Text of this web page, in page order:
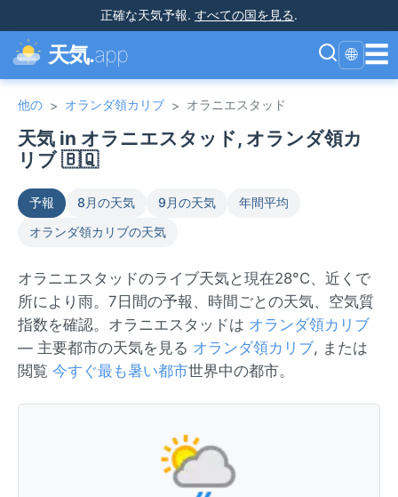
正確な天気予報. すべての国を見る.
天気.app 🌐 ☰
他の > オランダ領カリブ > オラニエスタッド
天気 in オラニエスタッド, オランダ領カ
リブ 🇧🇶
予報 8月の天気 9月の天気
年間平均
オランダ領カリブの天気
オラニエスタッドのライブ天気と現在28°C、近くで
所により雨。7日間の予報、時間ごとの天気、空気質
指数を確認。オラニエスタッドは オランダ領カリブ
— 主要都市の天気を見る オランダ領カリブ, または
閲覧 今すぐ最も暑い都市世界中の都市。